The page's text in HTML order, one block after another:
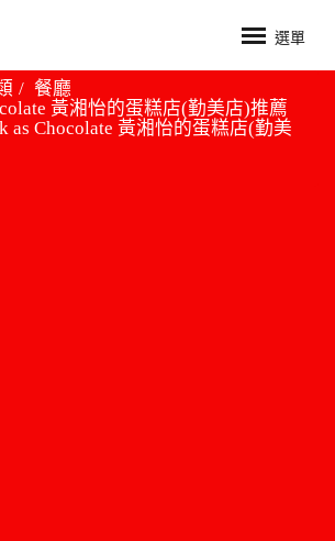
選單
餐廳
黃湘怡的蛋糕店(勤美店)推薦
as Chocolate 黃湘怡的蛋糕店(勤美